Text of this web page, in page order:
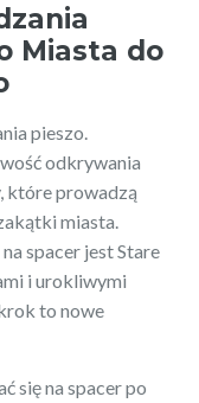
Miasta do
pieszo.
odkrywania
które prowadzą
miasta.
spacer jest Stare
i urokliwymi
to nowe
się na spacer po